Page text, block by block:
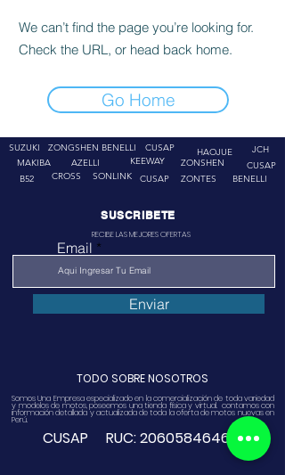
We can’t find the page you’re looking for.
Check the URL, or head back home.
Go Home
SUZUKI
ZONGSHEN
MAKIBA
AZELLI
BENELLI
CUSAP
KEEWAY
B52
CROSS SONLINK CUSAP
HAOJUE
JCH
ZONSHEN
ZONTES
CUSAP
BENELLI
SUSCRIBETE
RECIBE LAS MEJORES OFERTAS
Email
Enviar
TODO SOBRE NOSOTROS
Somos Una Empresa especializado en la comercialización de toda variedad
y modelos de motos, poseemos una tienda física y virtual. contamos con
información detallada y actualizada de toda la oferta de motos nuevas en
Perú.
CUSAP RUC:20605846468